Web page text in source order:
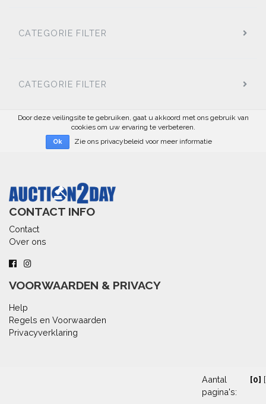
Aantal
pagina's:
[0]
CATEGORIE FILTER
CATEGORIE FILTER
Door deze veilingsite te gebruiken, gaat u akkoord met ons gebruik van
cookies om uw ervaring te verbeteren.
Ok Zie ons privacybeleid voor meer informatie
CONTACT INFO
Contact
Over ons
VOORWAARDEN & PRIVACY
Help
Regels en Voorwaarden
Privacyverklaring